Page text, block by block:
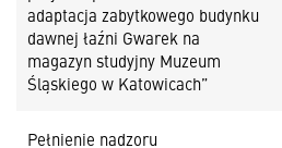
adaptacja zabytkowego budynku
dawnej łaźni Gwarek na
magazyn studyjny Muzeum
Śląskiego w Katowicach”
Pełnienie nadzoru